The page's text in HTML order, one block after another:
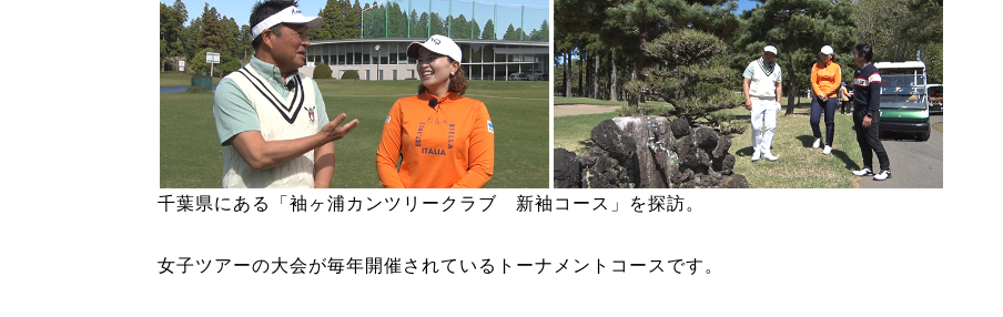
千葉県にある「袖ヶ浦カンツリークラブ 新袖コース」を探訪。
女子ツアーの大会が毎年開催されているトーナメントコースです。